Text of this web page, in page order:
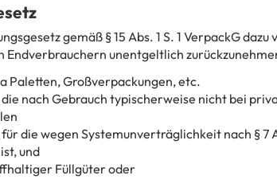
gemäß § 15 Abs. 1 S. 1 VerpackG
unentgeltlich
Paletten, Großverpackungen, etc.
nach Gebrauch typischerweise nicht bei
die wegen Systemunverträglichkeit nach § 7
und
Füllgüter oder